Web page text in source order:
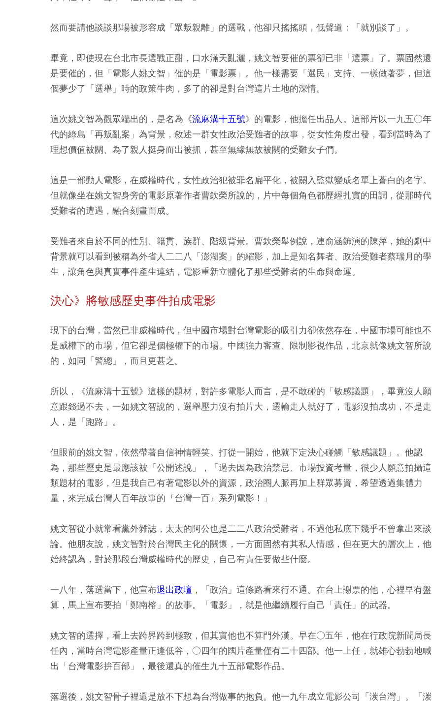
然而要請他談談那場被形容成「眾叛親離」的選戰，他卻只搖搖頭，低聲道：「就別談了」。
畢竟，即使現在台北市長選戰正酣，口水滿天亂灑，姚文智要催的票卻已非「選票」了。票固然還
是要催的，但「電影人姚文智」催的是「電影票」。他一樣需要「選民」支持、一樣做著夢，但這
個夢少了「選舉」時的政策牛肉，多了的卻是對台灣這片土地的深情。
這次姚文智為觀眾端出的，是名為《流麻溝十五號》的電影，他擔任出品人。這部片以一九五○年
代的綠島「再叛亂案」為背景，敘述一群女性政治受難者的故事，從女性角度出發，看到當時為了
理想價值被關、為了親人挺身而出被抓，甚至無緣無故被關的受難女子們。
這是一部動人電影，在威權時代，女性政治犯被罪名扁平化，被關入監獄變成名單上蒼白的名字。
但就像坐在姚文智身旁的電影原著作者曹欽榮所說的，片中每個角色都歷經扎實的田調，從那時代
受難者的遭遇，融合刻畫而成。
受難者來自於不同的性別、籍貫、族群、階級背景。曹欽榮舉例說，連俞涵飾演的陳萍，她的劇中
背景就可以看到被稱為外省人二二八「澎湖案」的縮影，加上是知名舞者、政治受難者蔡瑞月的學
生，讓角色與真實事件產生連結，電影重新立體化了那些受難者的生命與命運。
決心》將敏感歷史事件拍成電影
現下的台灣，當然已非威權時代，但中國市場對台灣電影的吸引力卻依然存在，中國市場可能也不
是威權下的市場，但它卻是個極權下的市場。中國強力審查、限制影視作品，北京就像姚文智所說
的，如同「警總」，而且更甚之。
所以，《流麻溝十五號》這樣的題材，對許多電影人而言，是不敢碰的「敏感議題」，畢竟沒人願
意跟錢過不去，一如姚文智說的，選舉壓力沒有拍片大，選輸走人就好了，電影沒拍成功，不是走
人，是「跑路」。
但眼前的姚文智，依然帶著自信神情輕笑。打從一開始，他就下定決心碰觸「敏感議題」。他認
為，那些歷史是最應該被「公開述說」，「過去因為政治禁忌、市場投資考量，很少人願意拍攝這
類題材的電影，但是我自己有著電影以外的資源，政治圈人脈再加上群眾募資，希望透過集體力
量，來完成台灣人百年故事的『台灣一百』系列電影！」
姚文智從小就常看黨外雜誌，太太的阿公也是二二八政治受難者，不過他私底下幾乎不曾拿出來談
論。他朋友說，姚文智對於台灣民主化的關懷，一方面固然有其私人情感，但在更大的層次上，他
始終認為，對於那段台灣威權時代的歷史，自己有責任要做些什麼。
一八年，落選當下，他宣布退出政壇 ，「政治」這條路看來行不通。在台上謝票的他，心裡早有盤
算，馬上宣布要拍「鄭南榕」的故事。「電影」，就是他繼續履行自己「責任」的武器。
姚文智的選擇，看上去跨界跨到極致，但其實他也不算門外漢。早在○五年，他在行政院新聞局長
任內，當時台灣電影產量正逢低谷，○四年的國片產量僅有二十四部。他一上任，就雄心勃勃地喊
出「台灣電影拚百部」，最後還真的催生九十五部電影作品。
落選後，姚文智骨子裡還是放不下想為台灣做事的抱負。他一九年成立電影公司「湠台灣」。「湠